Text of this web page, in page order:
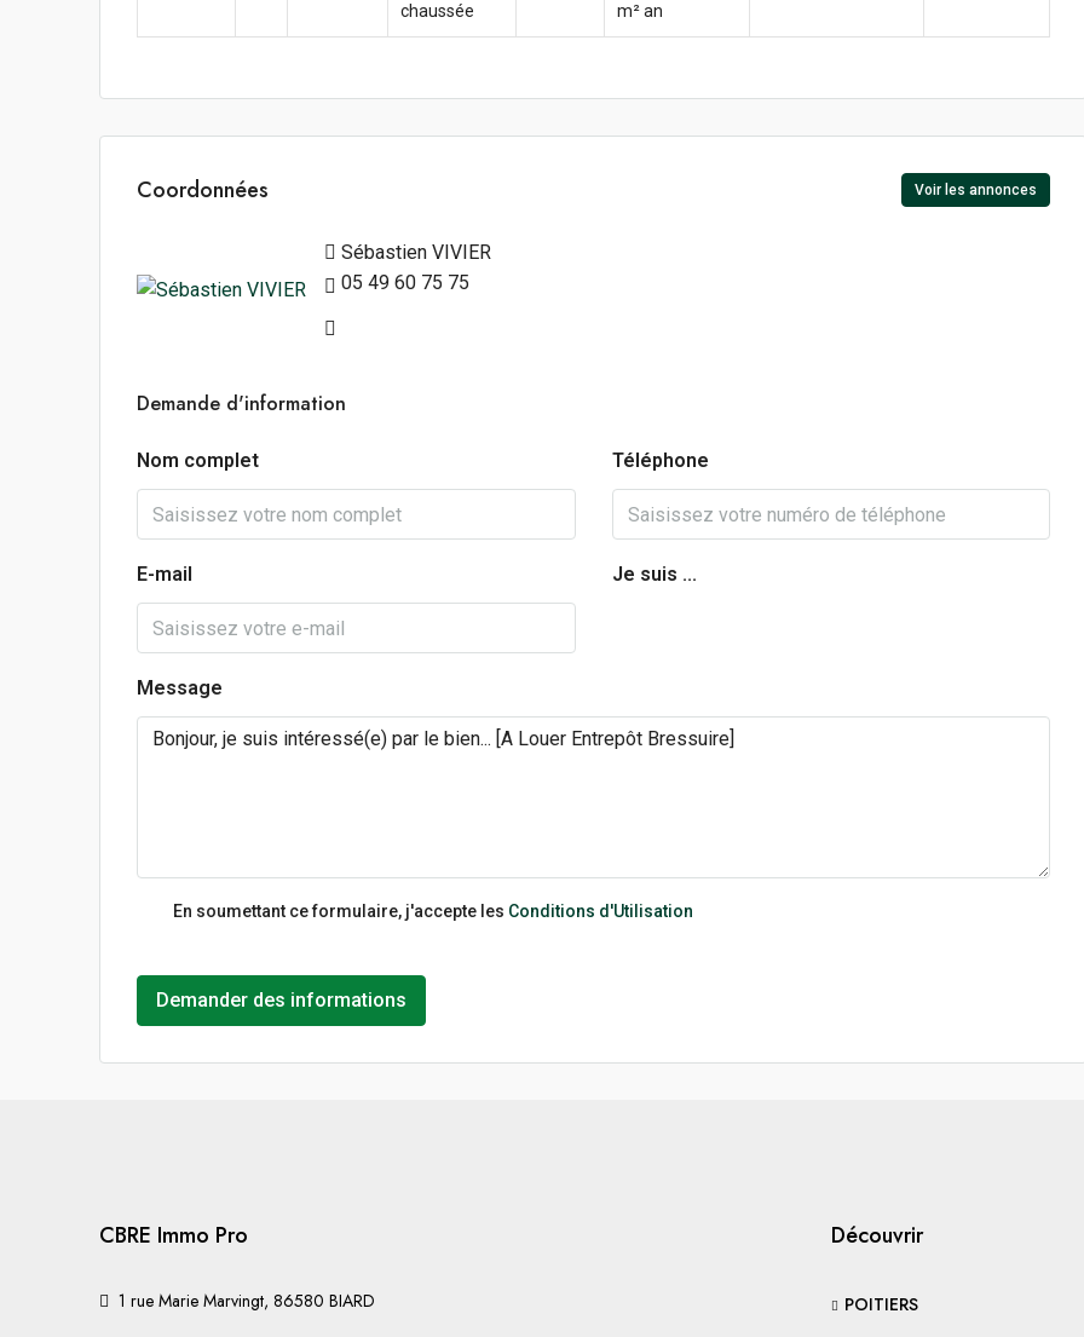
chaussée
m² an
Coordonnées Voir les annonces
Sébastien VIVIER
05 49 60 75 75
Demande d'information
Nom complet Téléphone
E-mail Je suis ...
Message
En soumettant ce formulaire, j'accepte les Conditions d'Utilisation
Demander des informations
CBRE Immo Pro
1 rue Marie Marvingt, 86580 BIARD
Découvrir
POITIERS